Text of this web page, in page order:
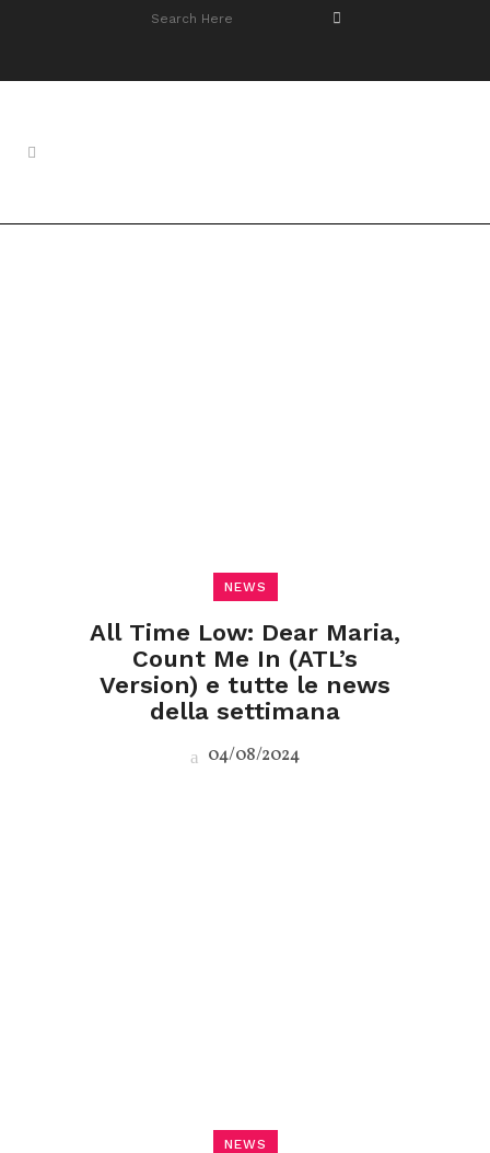
NEWS
All Time Low: Dear Maria,
Count Me In (ATL’s
Version) e tutte le news
della settimana
04/08/2024
NEWS